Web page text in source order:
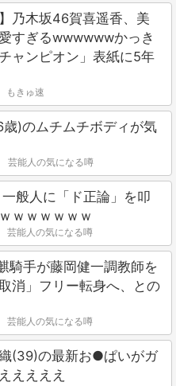
乃木坂46賀喜遥香、美
すぎるwwwwwwかっき
ャンピオン」表紙に5年
もきゅ速
歳)のムチムチボディが気
芸能人の気になる噂
一般人に「ド正論」を叩
ｗｗｗｗｗｗ
芸能人の気になる噂
騎手が藤岡健一調教師を
消」フリー転身へ、との
芸能人の気になる噂
織(39)の最新お●ぱいがガ
ええええ